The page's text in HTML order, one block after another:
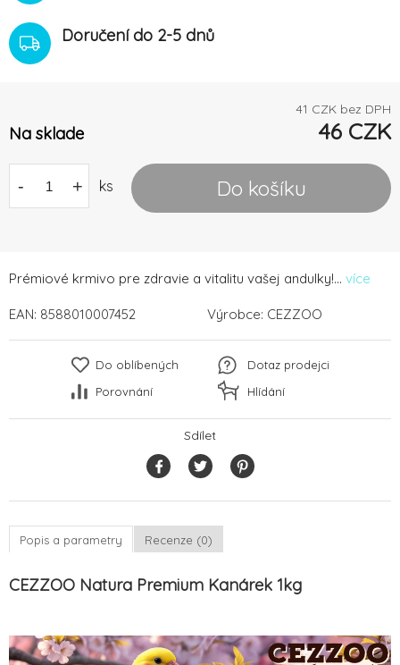
Prémiové krmivo pre zdravie a vitalitu vašej andulky!... více
41 CZK bez DPH
Na sklade 46 CZK
- + ks Do košíku
Doručení do 2-5 dnů
EAN: 8588010007452 Výrobce: CEZZOO
Do oblíbených
Porovnání
Dotaz prodejci
Hlídání
Sdílet
Popis a parametry Recenze (0)
CEZZOO Natura Premium Kanárek 1kg